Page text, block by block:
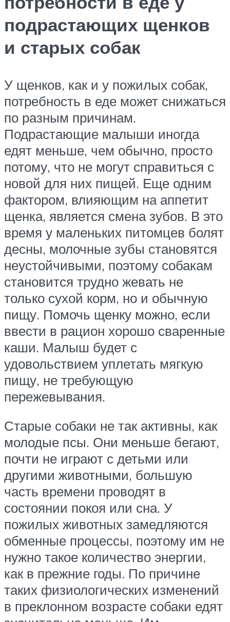
подрастающих щенков
и старых собак
У щенков, как и у пожилых собак,
потребность в еде может снижаться
по разным причинам.
Подрастающие малыши иногда
едят меньше, чем обычно, просто
потому, что не могут справиться с
новой для них пищей. Еще одним
фактором, влияющим на аппетит
щенка, является смена зубов. В это
время у маленьких питомцев болят
десны, молочные зубы становятся
неустойчивыми, поэтому собакам
становится трудно жевать не
только сухой корм, но и обычную
пищу. Помочь щенку можно, если
ввести в рацион хорошо сваренные
каши. Малыш будет с
удовольствием уплетать мягкую
пищу, не требующую
пережевывания.
Старые собаки не так активны, как
молодые псы. Они меньше бегают,
почти не играют с детьми или
другими животными, большую
часть времени проводят в
состоянии покоя или сна. У
пожилых животных замедляются
обменные процессы, поэтому им не
нужно такое количество энергии,
как в прежние годы. По причине
таких физиологических изменений
в преклонном возрасте собаки едят